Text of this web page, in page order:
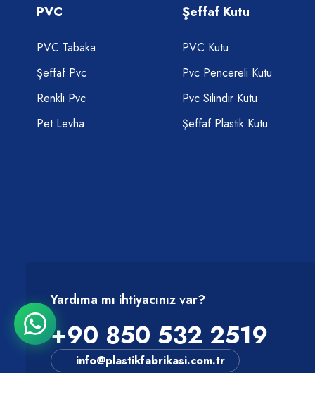
PVC
PVC Tabaka
Şeffaf Pvc
Renkli Pvc
Pet Levha
Şeffaf Kutu
PVC Kutu
Pvc Pencereli Kutu
Pvc Silindir Kutu
Şeffaf Plastik Kutu
Yardıma mı ihtiyacınız var?
+90 850 532 2519
info@plastikfabrikasi.com.tr